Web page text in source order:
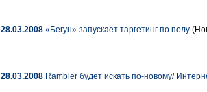
28.03.2008 «Бегун» запускает таргетинг по полу
28.03.2008 Rambler будет искать по-новому/